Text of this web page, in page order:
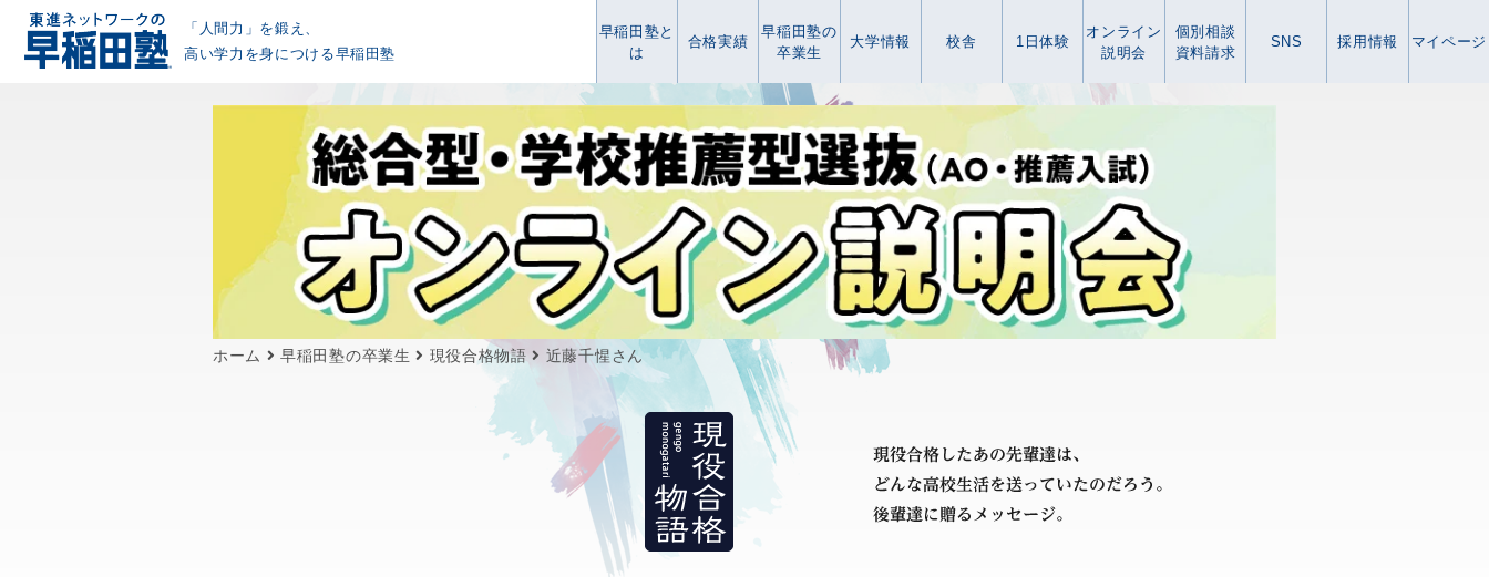
「人間力」を鍛え、
高い学力を身につける早稲田塾
早稲田塾と
は
合格実績
早稲田塾の
卒業生
大学情報 校舎 1日体験
オンライン
説明会
個別相談
資料請求
SNS 採用情報 マイページ
ホーム 早稲田塾の卒業生 現役合格物語 近藤千惺さん